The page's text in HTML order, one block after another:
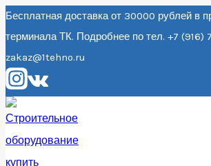
Перейти
к
содержанию
Бесплатная доставка от 30000 рублей в
терминала ТК. Подробнее по тел. +7
zakaz@1tehno.ru